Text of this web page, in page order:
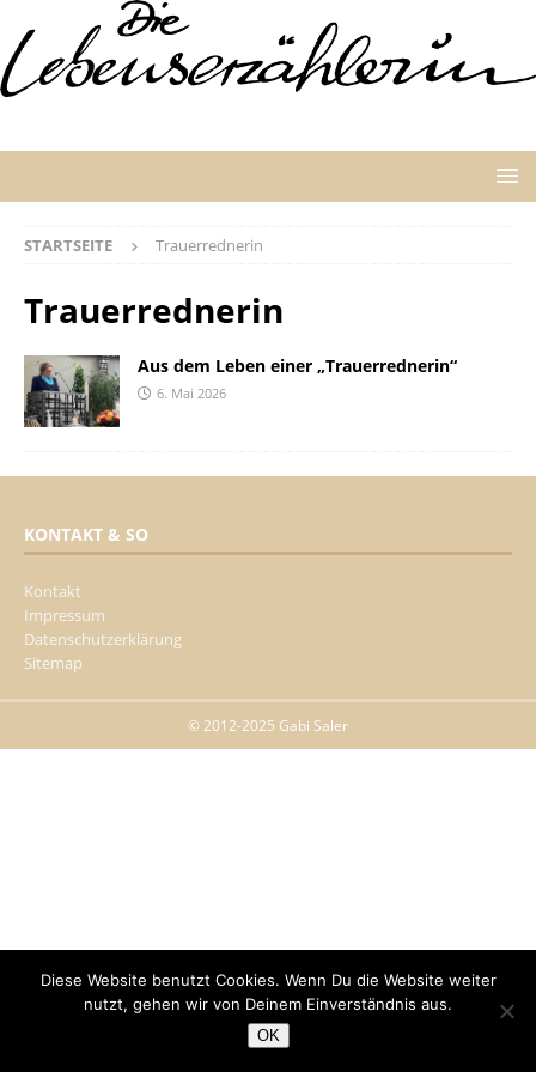
STARTSEITE Trauerrednerin
Trauerrednerin
Aus dem Leben einer „Trauerrednerin“
6. Mai 2026
KONTAKT & SO
Kontakt
Impressum
Datenschutzerklärung
Sitemap
© 2012-2025 Gabi Saler
Diese Website benutzt Cookies. Wenn Du die Website weiter
nutzt, gehen wir von Deinem Einverständnis aus.
OK